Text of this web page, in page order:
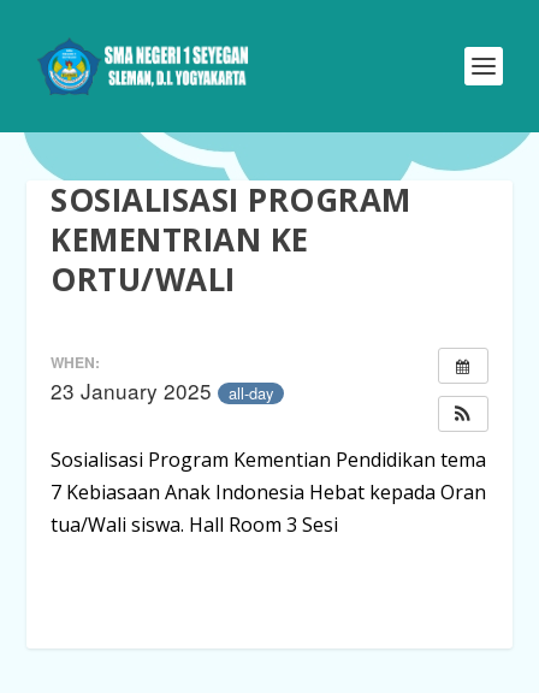
SOSIALISASI PROGRAM
KEMENTRIAN KE
ORTU/WALI
WHEN:
23 January 2025 all-day
Sosialisasi Program Kementian Pendidikan tema
7 Kebiasaan Anak Indonesia Hebat kepada Oran
tua/Wali siswa. Hall Room 3 Sesi